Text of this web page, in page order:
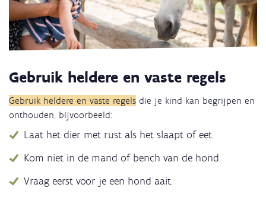
Gebruik heldere en vaste regels
Gebruik heldere en vaste regels die je kind kan begrijpen en
onthouden, bijvoorbeeld:
Laat het dier met rust als het slaapt of eet.
Kom niet in de mand of bench van de hond.
Vraag eerst voor je een hond aait.